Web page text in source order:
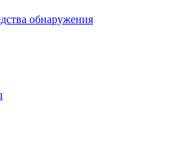
обнаружения